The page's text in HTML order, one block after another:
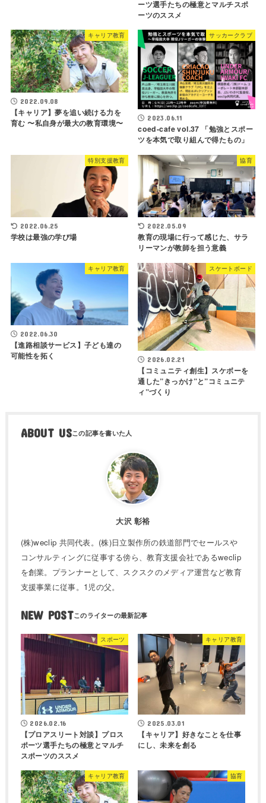
ーツ選手たちの極意とマルチスポ
ーツのススメ
キャリア教育
2022.09.08
【キャリア】夢を追い続ける力を
育む 〜私自身が最大の教育環境〜
サッカークラブ
2023.06.11
coed-cafe vol.37 「勉強とスポー
ツを本気で取り組んで得たもの」
特別支援教育
2022.06.25
学校は最強の学び場
協育
2022.05.09
教育の現場に行って感じた、サラ
リーマンが教師を担う意義
キャリア教育
2022.06.30
【進路相談サービス】子ども達の
可能性を拓く
スケートボード
2026.02.21
【コミュニティ創生】スケボーを
通した”きっかけ”と”コミュニテ
ィ”づくり
ABOUT US
大沢 彰裕
(株)weclip 共同代表。(株)日立製作所の鉄道部門でセールスや
コンサルティングに従事する傍ら、教育支援会社であるweclip
を創業。プランナーとして、スクスクのメディア運営など教育
支援事業に従事。1児の父。
NEW POST
スポーツ
2026.02.16
【プロアスリート対談】プロス
ポーツ選手たちの極意とマルチ
スポーツのススメ
キャリア教育
2025.03.01
【キャリア】好きなことを仕事
にし、未来を創る
キャリア教育 協育